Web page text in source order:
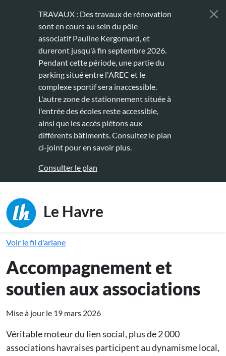
TRAVAUX : Des travaux de rénovation
sont en cours au sein du pôle
associatif Pauline Kergomard, et
dureront jusqu'à fin septembre 2026.
Pendant cette période, une partie du
parking situé entre l'AREC et le
complexe sportif sera inaccessible.
L'autre zone de stationnement située à
l'entrée des écoles reste accessible,
ainsi que les accès piétons aux
différents bâtiments. Consultez le plan
ci-joint pour en savoir plus.
Consulter le plan
Le Havre
Voir le fil d'ariane
Accompagnement et
soutien aux associations
Mise à jour le 19 mars 2026
Véritable moteur du lien social, plus de 2 000
associations havraises participent au dynamisme local,